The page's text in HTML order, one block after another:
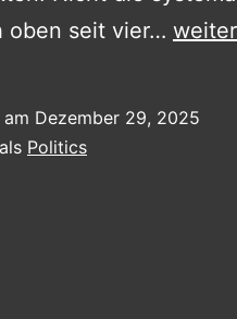
oben seit vier…
Dezember 29, 2025
Politics